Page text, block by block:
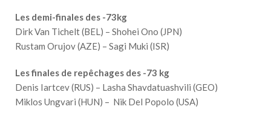
Les demi-finales des -73kg
Dirk Van Tichelt (BEL) – Shohei Ono (JPN)
Rustam Orujov (AZE) – Sagi Muki (ISR)
Les finales de repêchages des -73 kg
Denis Iartcev (RUS) – Lasha Shavdatuashvili (GEO)
Miklos Ungvari (HUN) – Nik Del Popolo (USA)